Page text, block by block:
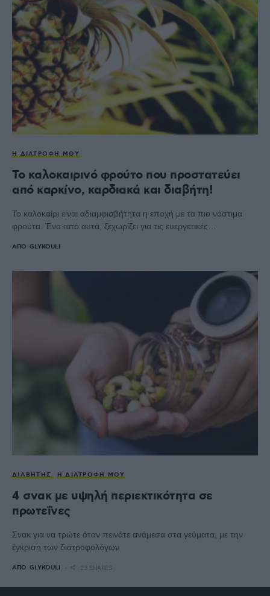
Η ΔΙΑΤΡΟΦΉ ΜΟΥ
Το καλοκαιρινό φρούτο που προστατεύει
από καρκίνο, καρδιακά και διαβήτη!
Το καλοκαίρι είναι αδιαμφισβήτητα η εποχή με τα πιο νόστιμα
φρούτα. Ένα από αυτά, ξεχωρίζει για τις ευεργετικές…
ΑΠΌ GLYKOULI
ΔΙΑΒΉΤΗΣ Η ΔΙΑΤΡΟΦΉ ΜΟΥ
4 σνακ με υψηλή περιεκτικότητα σε
πρωτεΐνες
Σνακ για να τρώτε όταν πεινάτε ανάμεσα στα γεύματα, με την
έγκριση των διατροφολόγων
ΑΠΌ GLYKOULI 23 SHARES